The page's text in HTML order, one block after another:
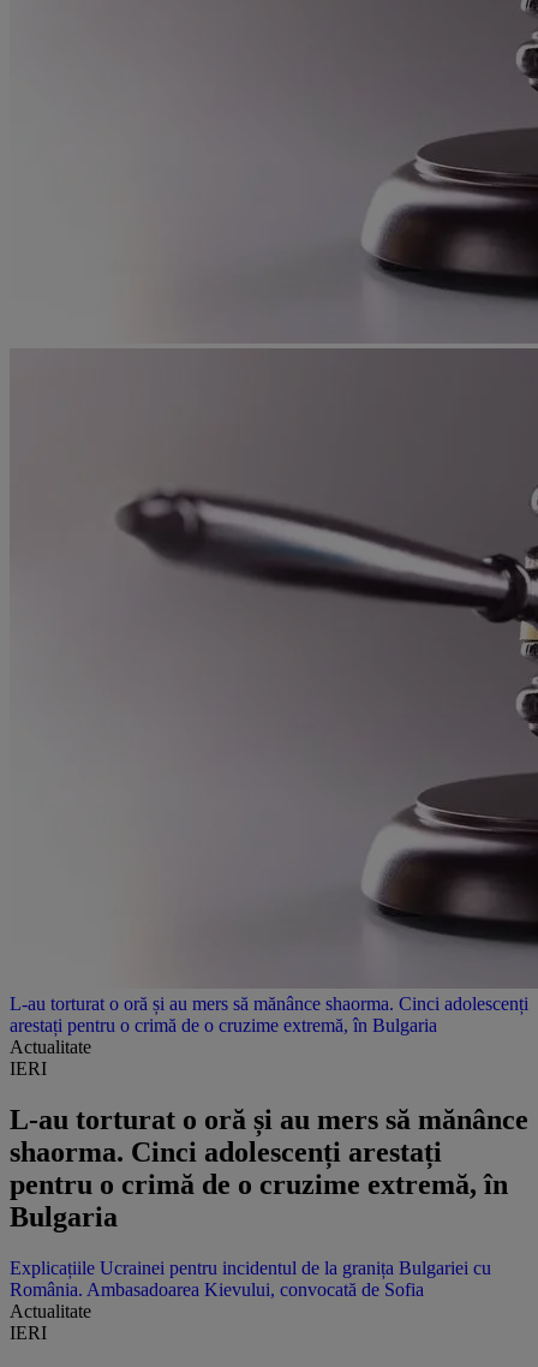
L-au torturat o oră și au mers să mănânce shaorma. Cinci adolescenți
arestați pentru o crimă de o cruzime extremă, în Bulgaria
Actualitate
IERI
L-au torturat o oră și au mers să mănânce
shaorma. Cinci adolescenți arestați
pentru o crimă de o cruzime extremă, în
Bulgaria
Explicațiile Ucrainei pentru incidentul de la granița Bulgariei cu
România. Ambasadoarea Kievului, convocată de Sofia
Actualitate
IERI